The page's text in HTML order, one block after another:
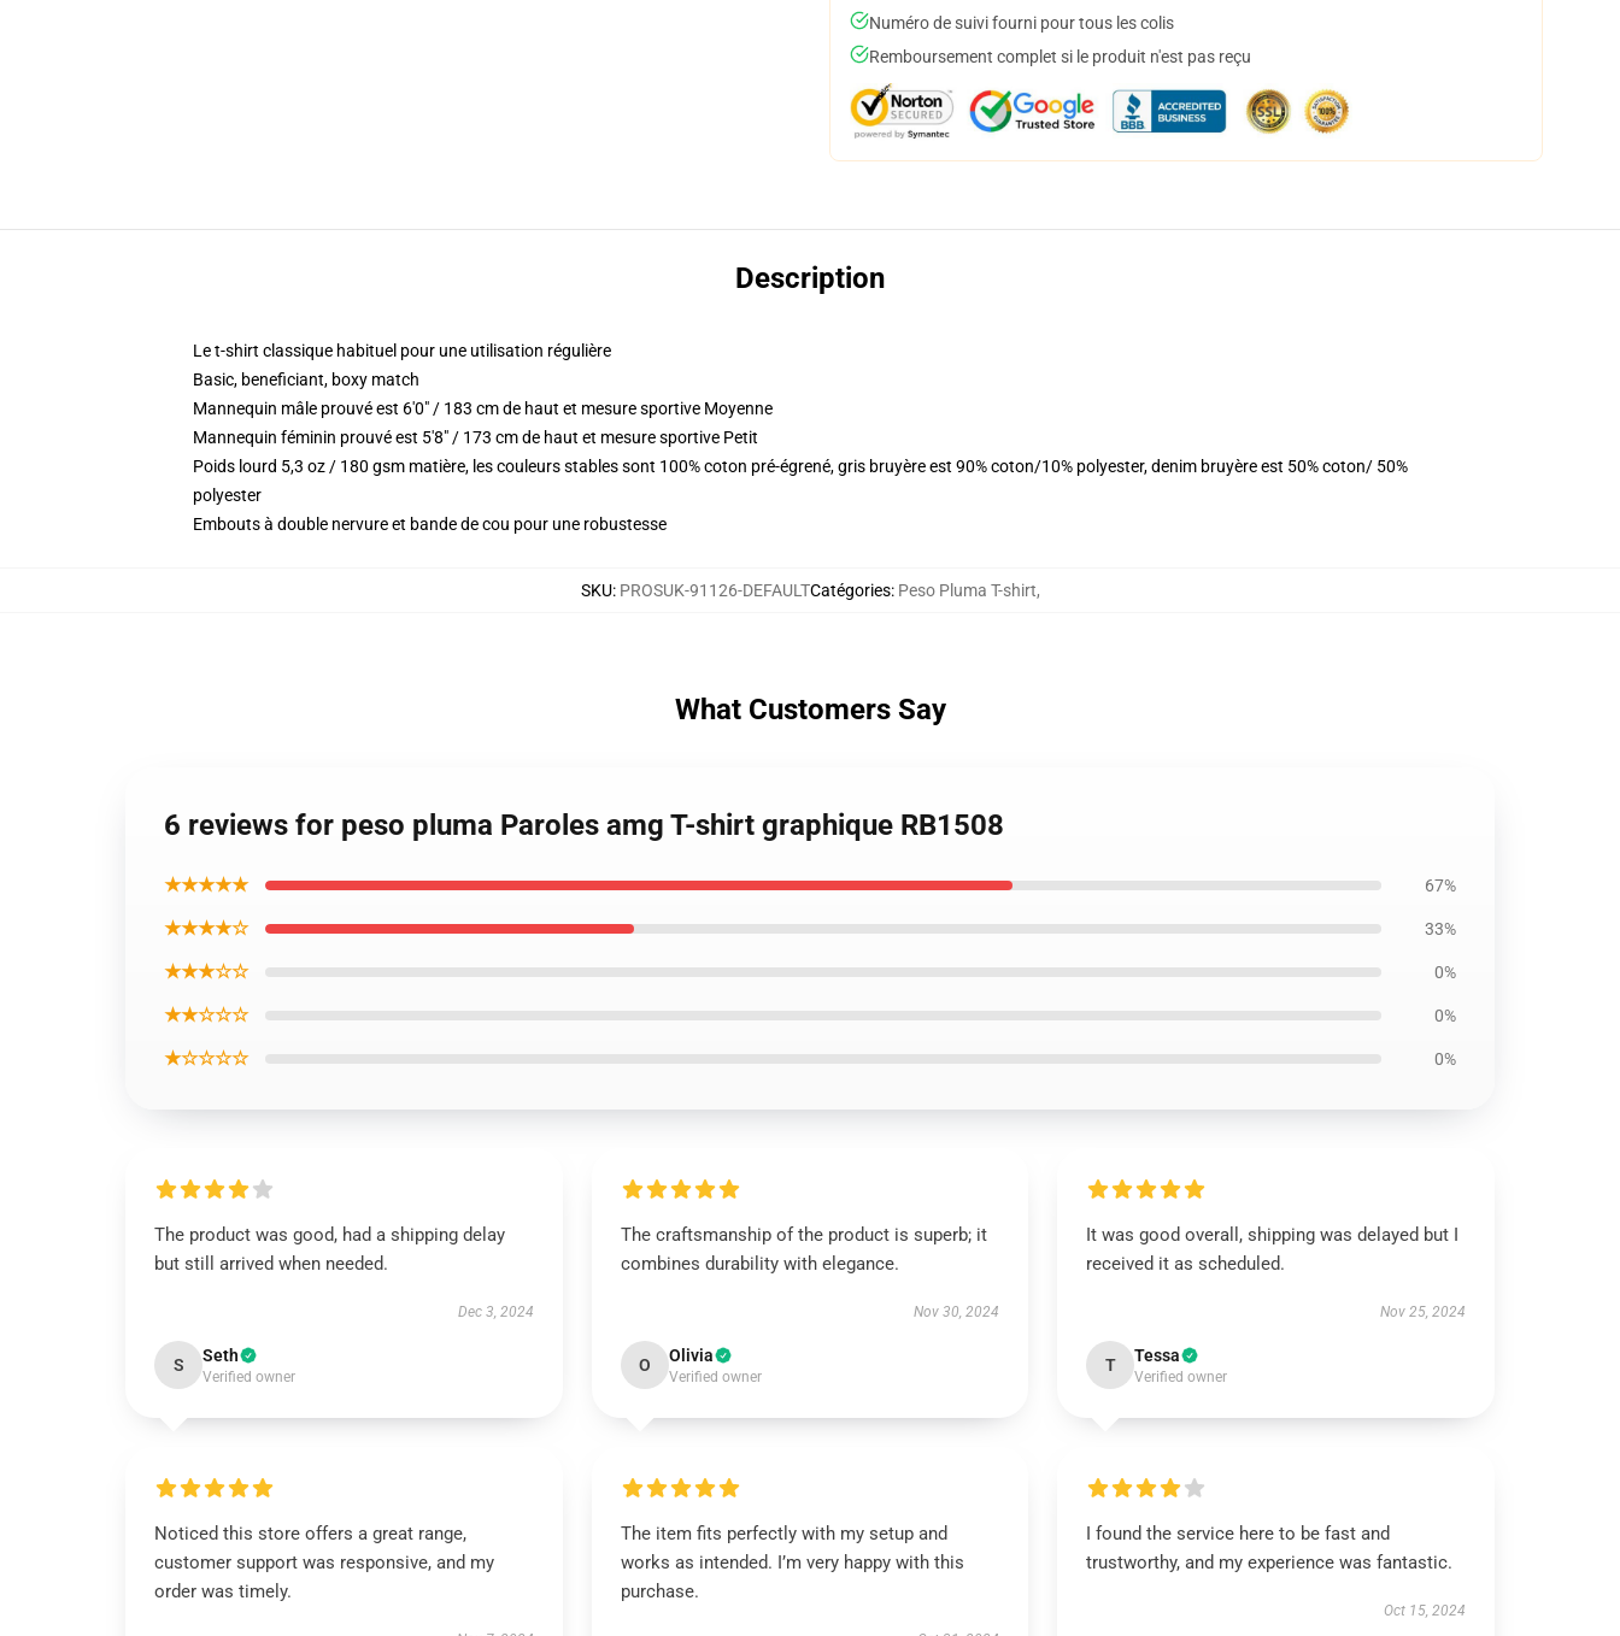
Numéro de suivi fourni pour tous les colis
Remboursement complet si le produit n'est pas reçu
Description
Le t-shirt classique habituel pour une utilisation régulière
Basic, beneficiant, boxy match
Mannequin mâle prouvé est 6'0" / 183 cm de haut et mesure sportive Moyenne
Mannequin féminin prouvé est 5'8" / 173 cm de haut et mesure sportive Petit
Poids lourd 5,3 oz / 180 gsm matière, les couleurs stables sont 100% coton pré-égrené, gris bruyère est 90% coton/10% polyester, denim bruyère est 50% coton/ 50%
polyester
Embouts à double nervure et bande de cou pour une robustesse
SKU: PROSUK-91126-DEFAULTCatégories: Peso Pluma T-shirt,
What Customers Say
6 reviews for peso pluma Paroles amg T-shirt graphique RB1508
★★★★★ 67%
★★★★☆ 33%
★★★☆☆ 0%
★★☆☆☆ 0%
★☆☆☆☆ 0%
The product was good, had a shipping delay
but still arrived when needed.
Dec 3, 2024
S Seth
Verified owner
The craftsmanship of the product is superb; it
combines durability with elegance.
Nov 30, 2024
O Olivia
Verified owner
It was good overall, shipping was delayed but I
received it as scheduled.
Nov 25, 2024
T Tessa
Verified owner
Noticed this store offers a great range,
customer support was responsive, and my
order was timely.
The item fits perfectly with my setup and
works as intended. I’m very happy with this
purchase.
I found the service here to be fast and
trustworthy, and my experience was fantastic.
Oct 15, 2024